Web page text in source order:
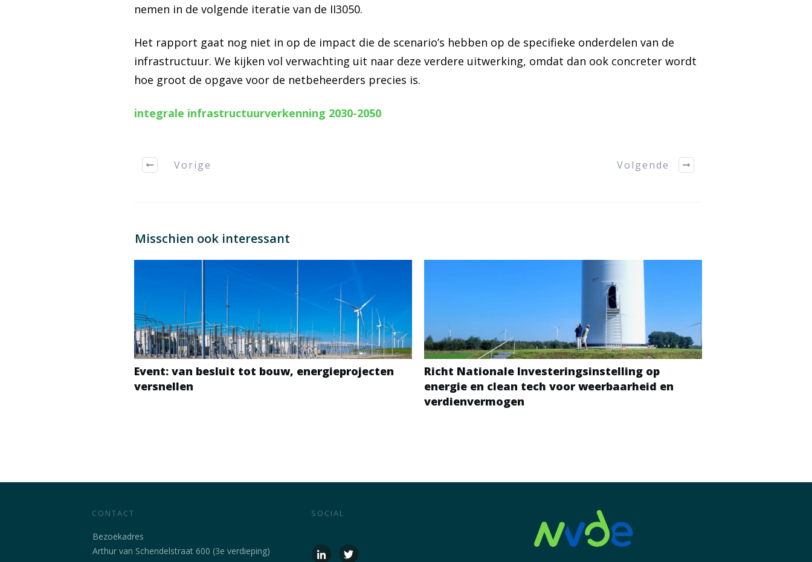
nemen in de volgende iteratie van de II3050.
Het rapport gaat nog niet in op de impact die de scenario’s hebben op de specifieke onderdelen van de
infrastructuur. We kijken vol verwachting uit naar deze verdere uitwerking, omdat dan ook concreter wordt
hoe groot de opgave voor de netbeheerders precies is.
integrale infrastructuurverkenning 2030-2050
Vorige Volgende
Misschien ook interessant
Event: van besluit tot bouw, energieprojecten
versnellen
Richt Nationale Investeringsinstelling op
energie en clean tech voor weerbaarheid en
verdienvermogen
CONTACT
Bezoekadres
Arthur van Schendelstraat 600 (3e verdieping)
SOCIAL